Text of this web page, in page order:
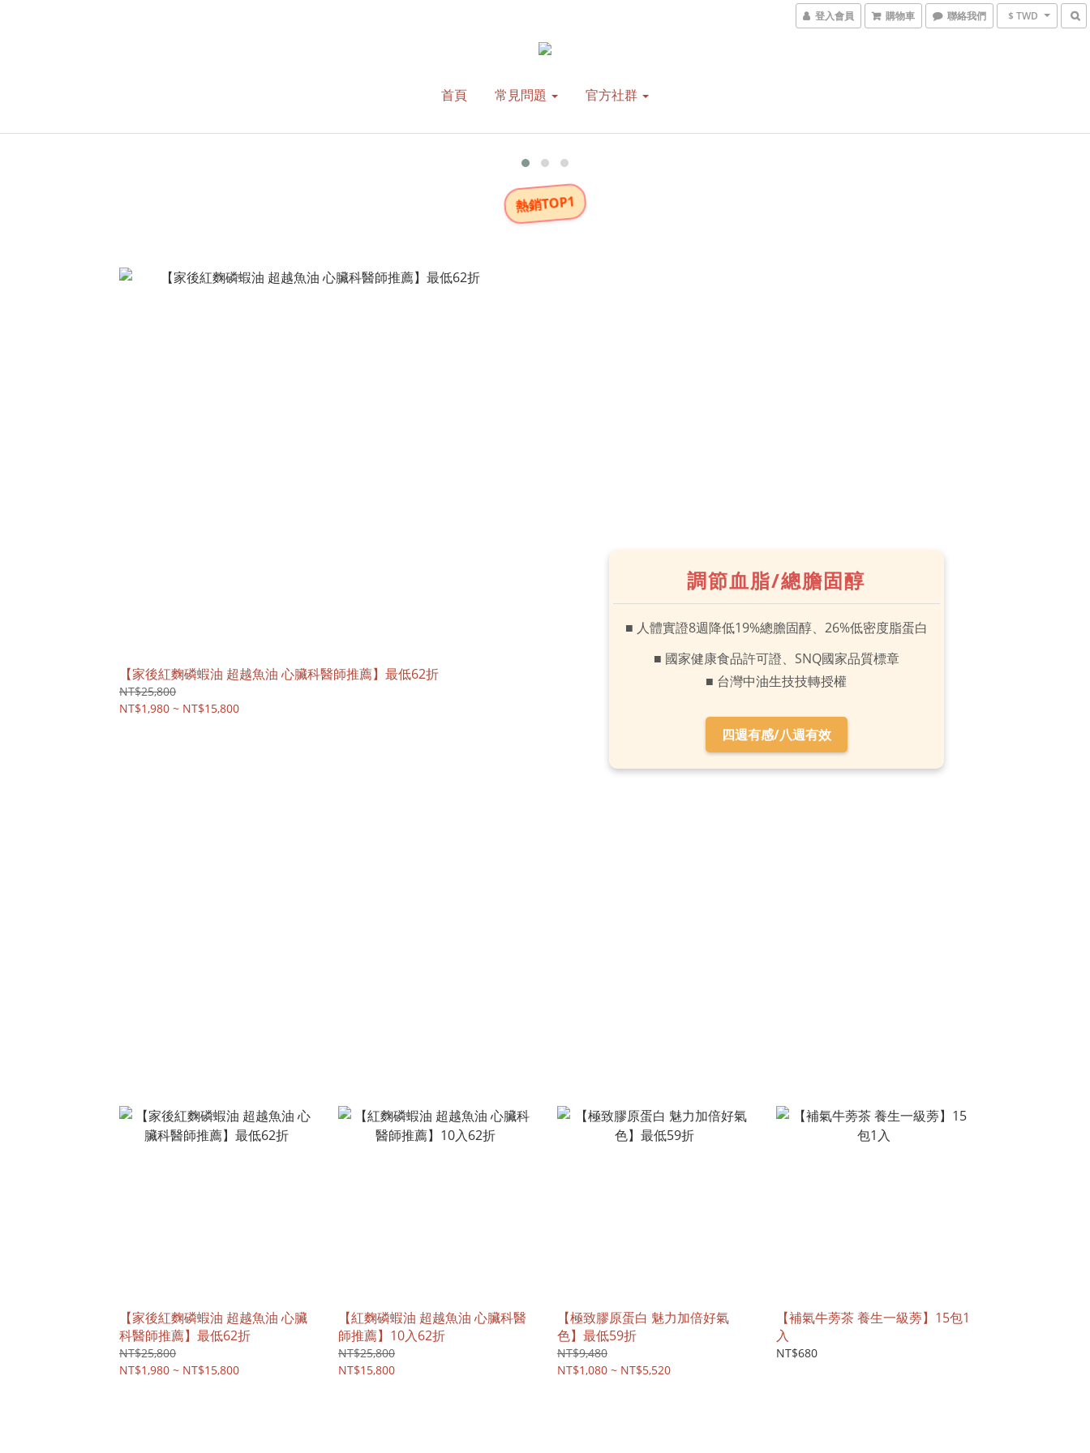
登入會員 購物車 聯絡我們 $ TWD
首頁 常見問題 官方社群
熱銷TOP1
【家後紅麴磷蝦油 超越魚油 心臟科醫師推薦】最低62折
NT$25,800
NT$1,980 ~ NT$15,800
調節血脂/總膽固醇
■ 人體實證8週降低19%總膽固醇、26%低密度脂蛋白
■ 國家健康食品許可證、SNQ國家品質標章
■ 台灣中油生技技轉授權
四週有感/八週有效
【家後紅麴磷蝦油 超越魚油 心臟
科醫師推薦】最低62折
NT$25,800
NT$1,980 ~ NT$15,800
【紅麴磷蝦油 超越魚油 心臟科醫
師推薦】10入62折
NT$25,800
NT$15,800
【極致膠原蛋白 魅力加倍好氣
色】最低59折
NT$9,480
NT$1,080 ~ NT$5,520
【補氣牛蒡茶 養生一級蒡】15包1
入
NT$680